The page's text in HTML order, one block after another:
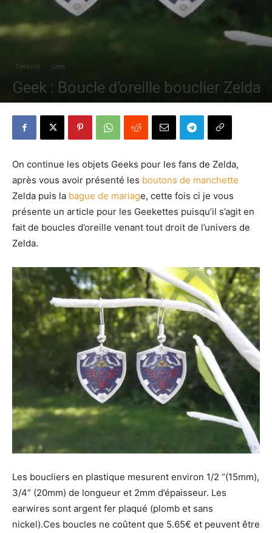
Geekerie Geek
Geek : Boucle d’oreille bouclier Zelda
On continue les objets Geeks pour les fans de Zelda,
après vous avoir présenté les boutons de manchette
Zelda puis la bague de mariage, cette fois ci je vous
présente un article pour les Geekettes puisqu’il s’agit en
fait de boucles d’oreille venant tout droit de l’univers de
Zelda.
Les boucliers en plastique mesurent environ 1/2 “(15mm),
3/4” (20mm) de longueur et 2mm d’épaisseur. Les
earwires sont argent fer plaqué (plomb et sans
nickel).Ces boucles ne coûtent que 5.65€ et peuvent être